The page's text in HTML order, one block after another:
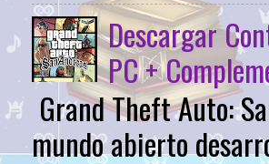
Descargar
PC +
Grand Theft Auto:
mundo abierto